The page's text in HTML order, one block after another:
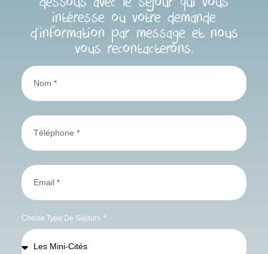
intéresse ou votre demande
d’information par message et nous
vous recontacterons.
Choisir Type De Séjours